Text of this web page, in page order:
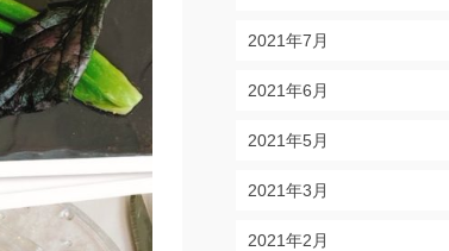
2021年7月
2021年6月
2021年5月
2021年3月
2021年2月